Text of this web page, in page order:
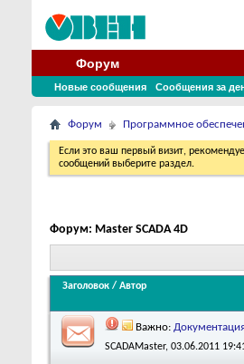
Форум
Новые сообщения Сообщения за
Форум Программное
Если это ваш первый визит,
сообщений выберите раздел.
Форум: Master SCADA 4D
Заголовок / Автор
Важно:
SCADAMaster, 03.06.2011